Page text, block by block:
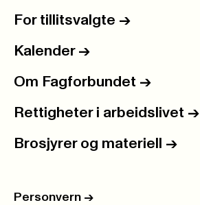
For tillitsvalgte ->
Kalender ->
Om Fagforbundet ->
Rettigheter i arbeidslivet ->
Brosjyrer og materiell ->
Personvern ->